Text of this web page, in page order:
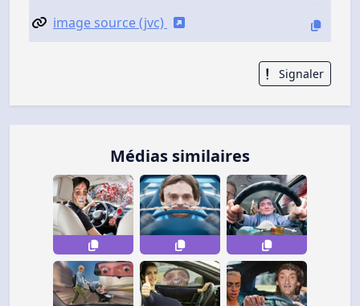
image source (jvc)
Signaler
Médias similaires